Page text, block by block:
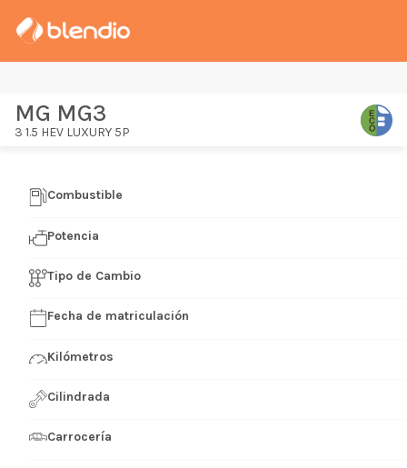
MG MG3
3 1.5 HEV LUXURY 5P
Combustible
Potencia
Tipo de Cambio
Fecha de matriculación
Kilómetros
Cilindrada
Carrocería